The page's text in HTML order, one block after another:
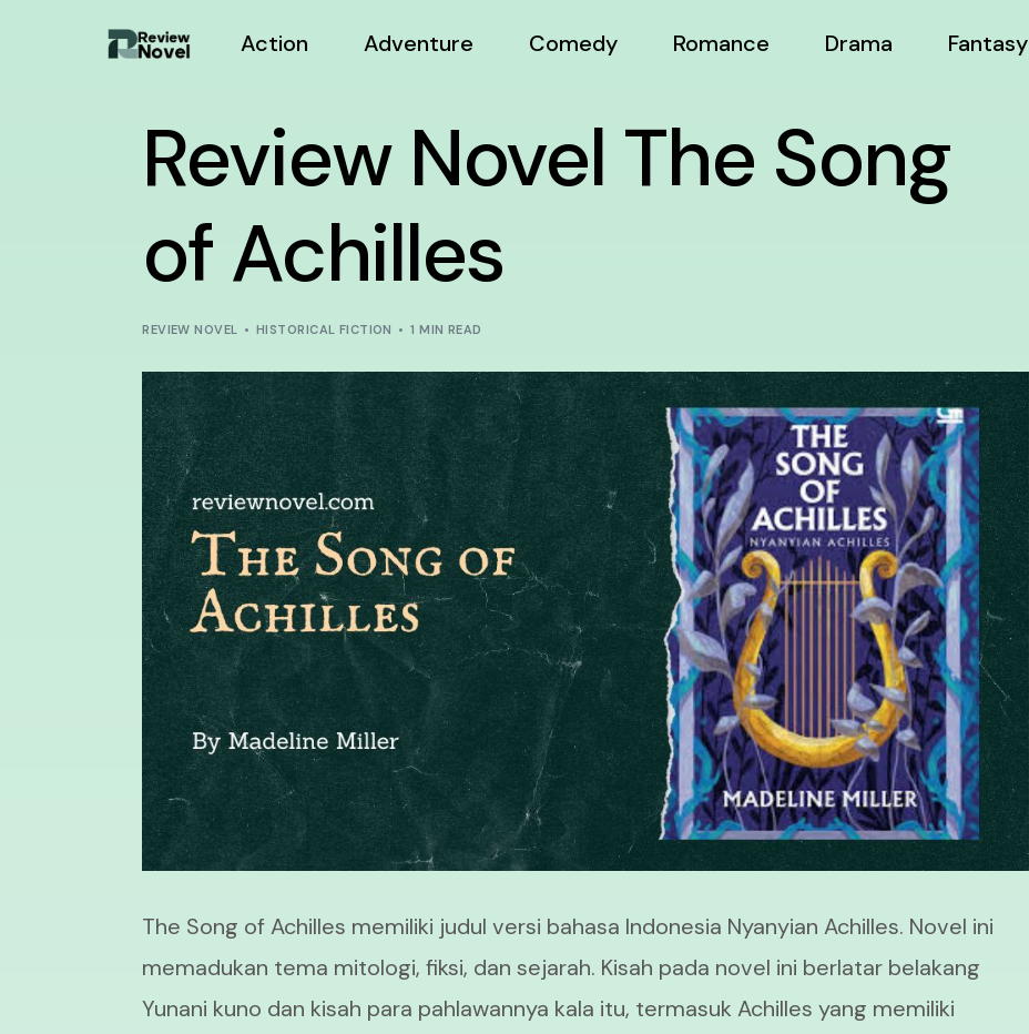
Action Adventure Comedy Romance Drama Fantasy
Review Novel The Song
of Achilles
REVIEW NOVEL HISTORICAL FICTION 1 MIN READ
The Song of Achilles memiliki judul versi bahasa Indonesia Nyanyian Achilles. Novel ini
memadukan tema mitologi, fiksi, dan sejarah. Kisah pada novel ini berlatar belakang
Yunani kuno dan kisah para pahlawannya kala itu, termasuk Achilles yang memiliki